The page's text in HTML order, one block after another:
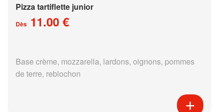
Pizza tartiflette junior
Dès 11.00 €
Base crème, mozzarella, lardons, oignons, pommes
de terre, reblochon